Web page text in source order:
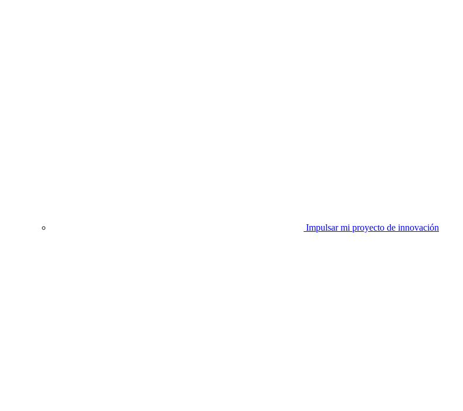
Impulsar mi proyecto de innovación